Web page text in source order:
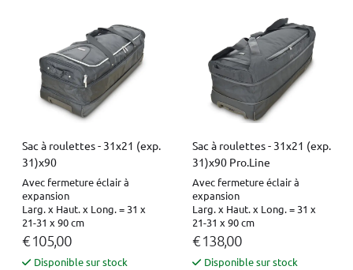
Sac à roulettes - 31x21 (exp.
31)x90
Avec fermeture éclair à
expansion
Larg. x Haut. x Long. = 31 x
21-31 x 90 cm
€ 105,00
Disponible sur stock
Sac à roulettes - 31x21 (exp.
31)x90 Pro.Line
Avec fermeture éclair à
expansion
Larg. x Haut. x Long. = 31 x
21-31 x 90 cm
€ 138,00
Disponible sur stock